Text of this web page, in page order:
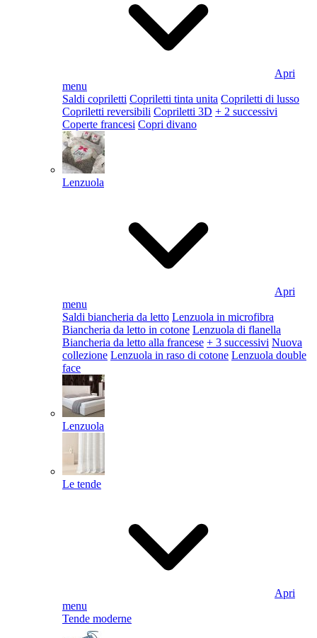
Apri
menu
Saldi copriletti Copriletti tinta unita Copriletti di lusso
Copriletti reversibili Copriletti 3D + 2 successivi
Coperte francesi Copri divano
Lenzuola
Apri
menu
Saldi biancheria da letto Lenzuola in microfibra
Biancheria da letto in cotone Lenzuola di flanella
Biancheria da letto alla francese + 3 successivi Nuova
collezione Lenzuola in raso di cotone Lenzuola double
face
Lenzuola
Le tende
Apri
menu
Tende moderne